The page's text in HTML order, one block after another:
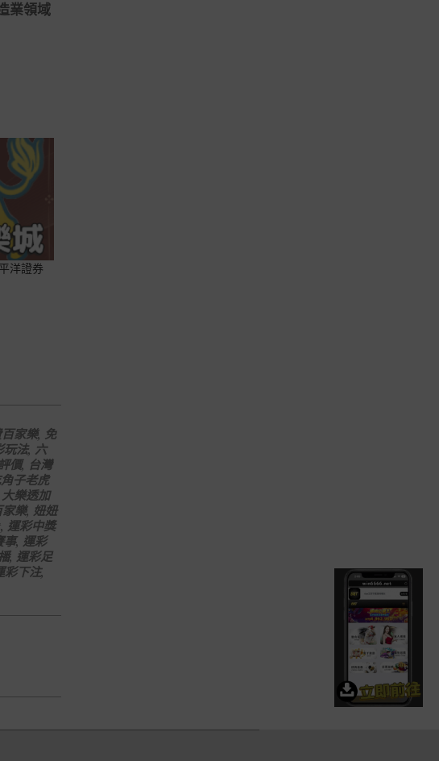
業領域
洋證券
家樂, 免
玩法, 六
價, 台灣
子老虎
大樂透加
樂, 妞妞
, 運彩中獎
事, 運彩
, 運彩足
彩下注,